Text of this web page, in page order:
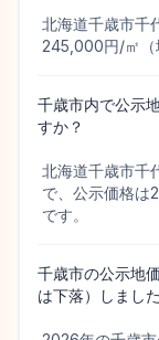
北海道千歳市千
245,000円/㎡（
千歳市内で公示
すか？
北海道千歳市千
で、公示価格は
です。
千歳市の公示地
は下落）しまし